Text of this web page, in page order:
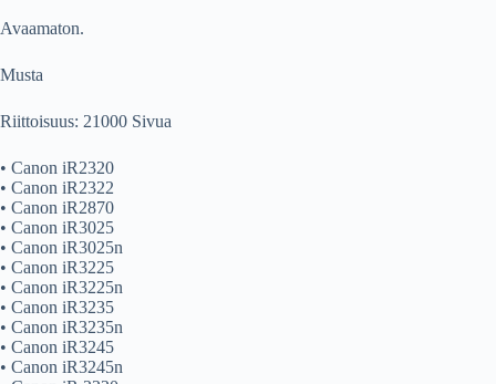
Avaamaton.
Musta
Riittoisuus: 21000 Sivua
• Canon iR2320
• Canon iR2322
• Canon iR2870
• Canon iR3025
• Canon iR3025n
• Canon iR3225
• Canon iR3225n
• Canon iR3235
• Canon iR3235n
• Canon iR3245
• Canon iR3245n